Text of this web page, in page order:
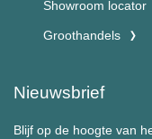
Showroom locator
Groothandels
Nieuwsbrief
Blijf op de hoogte van